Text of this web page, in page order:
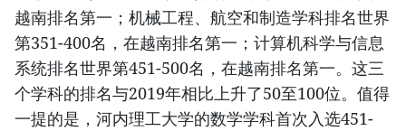
越南排名第一；机械工程、航空和制造学科排名世界
第351-400名，在越南排名第一；计算机科学与信息
系统排名世界第451-500名，在越南排名第一。这三
个学科的排名与2019年相比上升了50至100位。值得
一提的是，河内理工大学的数学学科首次入选451-